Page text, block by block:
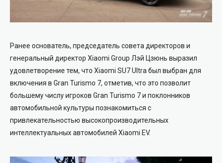
Ранее основатель, председатель совета директоров и
генеральный директор Xiaomi Group Лэй Цзюнь выразил
удовлетворение тем, что Xiaomi SU7 Ultra был выбран для
включения в Gran Turismo 7, отметив, что это позволит
большему числу игроков Gran Turismo 7 и поклонников
автомобильной культуры познакомиться с
привлекательностью высокопроизводительных
интеллектуальных автомобилей Xiaomi EV.